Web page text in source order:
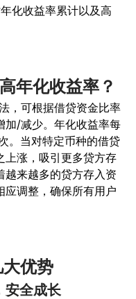
化收益率累计以及高
年化收益率？
，可根据借贷资金比率
加/减少。年化收益率每
。当对特定币种的借贷
上涨，吸引更多贷方存
越来越多的贷方存入资
应调整，确保所有用户
优势
安全成长